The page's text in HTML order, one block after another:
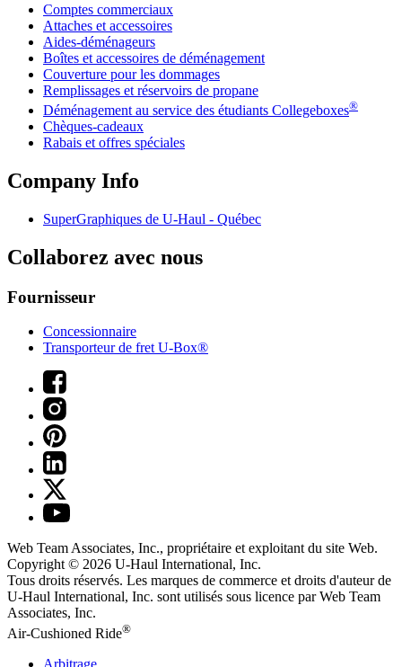
Comptes commerciaux
Attaches et accessoires
Aides-déménageurs
Boîtes et accessoires de déménagement
Couverture pour les dommages
Remplissages et réservoirs de propane
Déménagement au service des étudiants Collegeboxes®
Chèques-cadeaux
Rabais et offres spéciales
Company Info
SuperGraphiques de U-Haul - Québec
Collaborez avec nous
Fournisseur
Concessionnaire
Transporteur de fret U-Box®
Web Team Associates, Inc., propriétaire et exploitant du site Web.
Copyright © 2026 U-Haul International, Inc.
Tous droits réservés. Les marques de commerce et droits d'auteur de
U-Haul International, Inc. sont utilisés sous licence par Web Team
Associates, Inc.
Air-Cushioned Ride®
Arbitrage